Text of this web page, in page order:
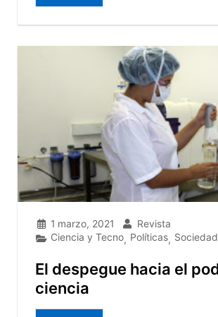
1 marzo, 2021
Revista
Ciencia y Tecno, Políticas, Sociedad
El despegue hacia el
ciencia